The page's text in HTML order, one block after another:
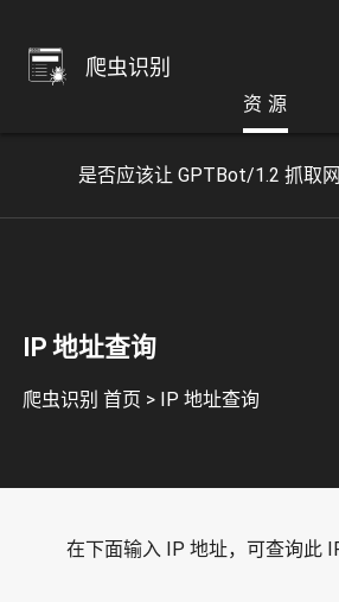
爬虫识别
资 源
是否应该让 GPTBot/1.2 抓取
IP 地址查询
爬虫识别 首页 > IP 地址查询
在下面输入 IP 地址，可查询此